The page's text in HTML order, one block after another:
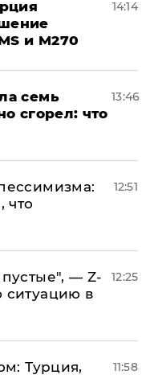
и M270
14:14
семь
сгорел: что
13:46
что
12:51
— Z-
ситуацию в
12:25
Турция,
11:58